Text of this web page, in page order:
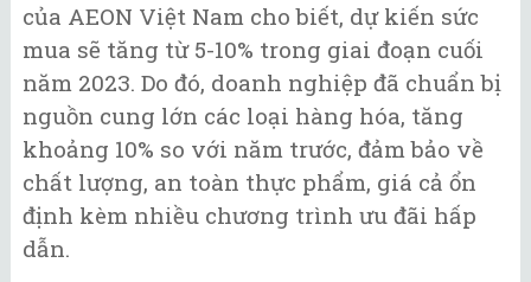
của AEON Việt Nam cho biết, dự kiến sức
mua sẽ tăng từ 5-10% trong giai đoạn cuối
năm 2023. Do đó, doanh nghiệp đã chuẩn bị
nguồn cung lớn các loại hàng hóa, tăng
khoảng 10% so với năm trước, đảm bảo về
chất lượng, an toàn thực phẩm, giá cả ổn
định kèm nhiều chương trình ưu đãi hấp
dẫn.